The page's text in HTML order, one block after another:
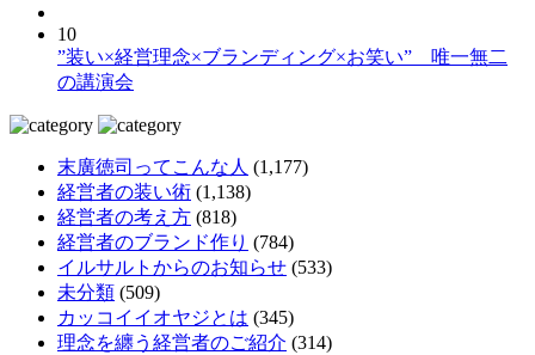
10
”装い×経営理念×ブランディング×お笑い” 唯一無二
の講演会
末廣徳司ってこんな人 (1,177)
経営者の装い術 (1,138)
経営者の考え方 (818)
経営者のブランド作り (784)
イルサルトからのお知らせ (533)
未分類 (509)
カッコイイオヤジとは (345)
理念を纏う経営者のご紹介 (314)